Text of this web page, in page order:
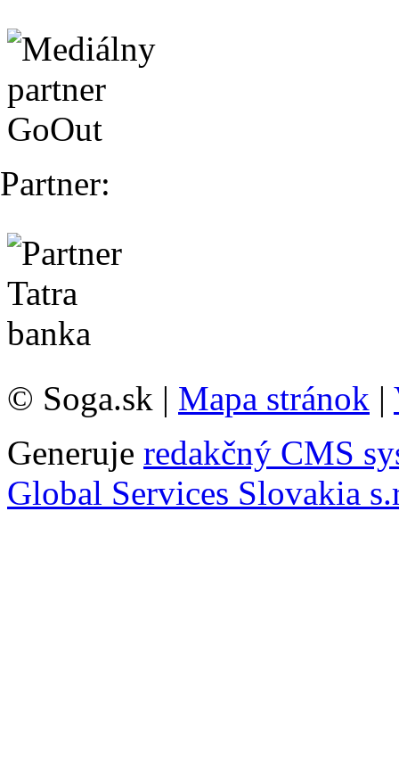
Partner:
© Soga.sk | Mapa stránok |
Generuje redakčný CMS
Global Services Slovakia